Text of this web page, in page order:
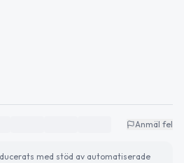
Anmäl fel
med stöd av automatiserade